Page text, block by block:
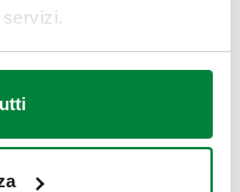
a chiusura per gas, a
Accoppiamento con
a norme UNI EN 88.
2D). Attacco: DN 65 (EN
a monte: 500 mbar.
Mostra